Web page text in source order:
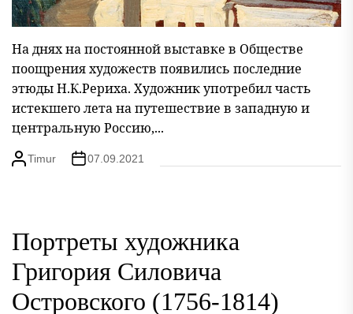
На днях на постоянной выставке в Обществе
поощрения художеств появились последние
этюды Н.К.Рериха. Художник употребил часть
истекшего лета на путешествие в западную и
центральную Россию,...
Timur 07.09.2021
Портреты художника
Григория Силовича
Островского (1756-1814)